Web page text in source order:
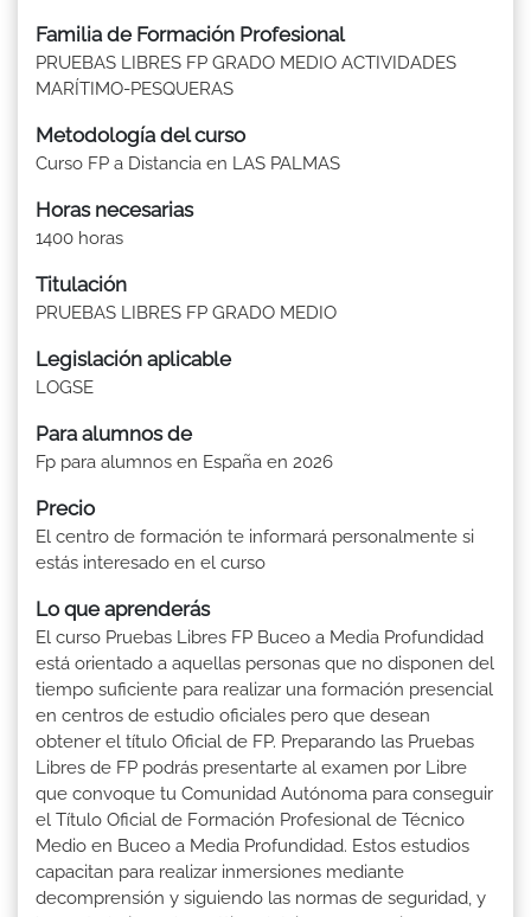
Familia de Formación Profesional
PRUEBAS LIBRES FP GRADO MEDIO ACTIVIDADES
MARÍTIMO-PESQUERAS
Metodología del curso
Curso FP a Distancia en LAS PALMAS
Horas necesarias
1400 horas
Titulación
PRUEBAS LIBRES FP GRADO MEDIO
Legislación aplicable
LOGSE
Para alumnos de
Fp para alumnos en España en 2026
Precio
El centro de formación te informará personalmente si
estás interesado en el curso
Lo que aprenderás
El curso Pruebas Libres FP Buceo a Media Profundidad
está orientado a aquellas personas que no disponen del
tiempo suficiente para realizar una formación presencial
en centros de estudio oficiales pero que desean
obtener el título Oficial de FP. Preparando las Pruebas
Libres de FP podrás presentarte al examen por Libre
que convoque tu Comunidad Autónoma para conseguir
el Título Oficial de Formación Profesional de Técnico
Medio en Buceo a Media Profundidad. Estos estudios
capacitan para realizar inmersiones mediante
decomprensión y siguiendo las normas de seguridad, y